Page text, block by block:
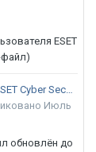
ESET
файл)
Актуальные версии ESET Cyber Security 9
Июль
обновлён до